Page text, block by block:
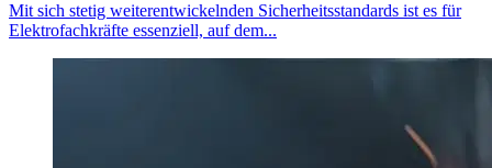
Mit sich stetig weiterentwickelnden Sicherheitsstandards ist es für
Elektrofachkräfte essenziell, auf dem...